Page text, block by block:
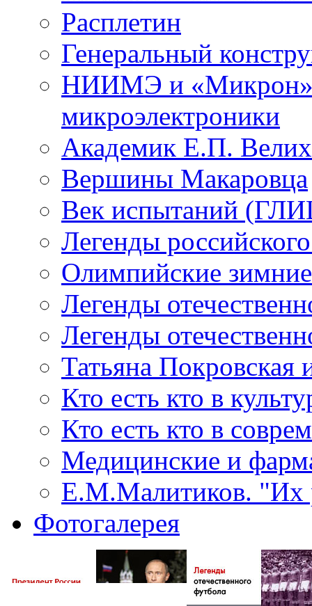
Расплетин
Генеральный
НИИМЭ и «Микрон»
микроэлектроники
Академик Е.П.
Вершины Макаровца
Век испытаний
Легенды
Олимпийские
Легенды
Легенды
Татьяна Покровская
Кто есть кто в
Кто есть кто в
Медицинские и
Е.М.Малитиков. "Их
Фотогалерея